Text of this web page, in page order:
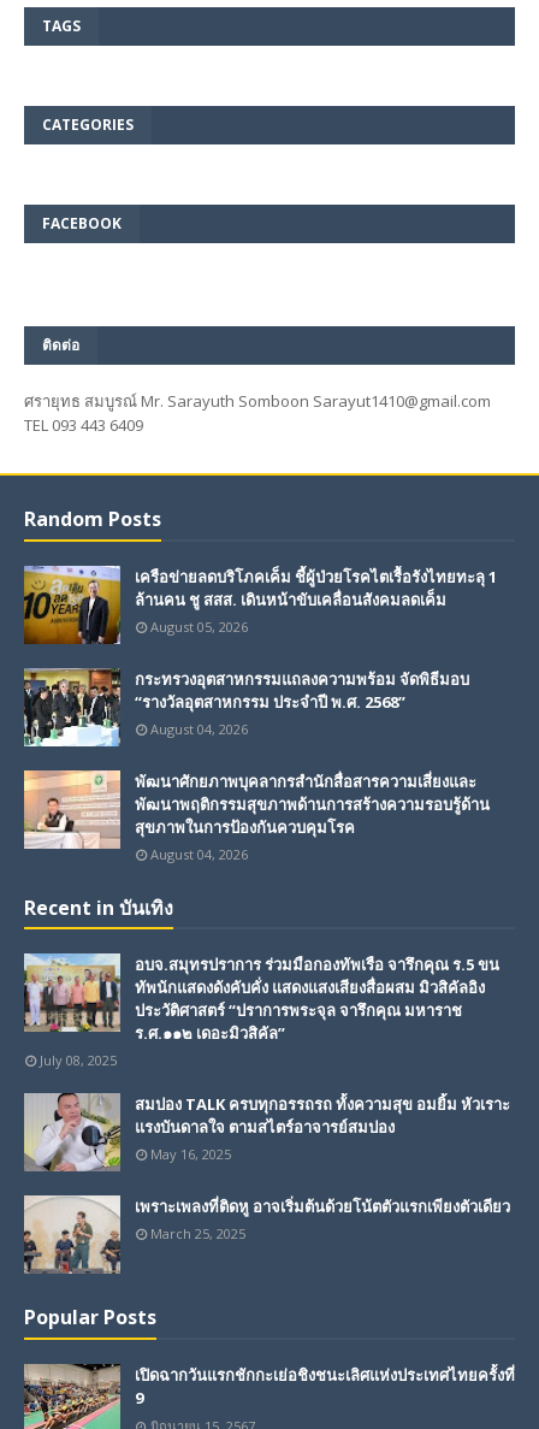
TAGS
CATEGORIES
FACEBOOK
ติดต่อ
ศรายุทธ สมบูรณ์ Mr. Sarayuth Somboon Sarayut1410@gmail.com
TEL 093 443 6409
Random Posts
เครือข่ายลดบริโภคเค็ม ชี้ผู้ป่วยโรคไตเรื้อรังไทยทะลุ 1
ล้านคน ชู สสส. เดินหน้าขับเคลื่อนสังคมลดเค็ม
August 05, 2026
กระทรวงอุตสาหกรรมแถลงความพร้อม จัดพิธีมอบ
“รางวัลอุตสาหกรรม ประจำปี พ.ศ. 2568”
August 04, 2026
พัฒนาศักยภาพบุคลากรสำนักสื่อสารความเสี่ยงและ
พัฒนาพฤติกรรมสุขภาพด้านการสร้างความรอบรู้ด้าน
สุขภาพในการป้องกันควบคุมโรค
August 04, 2026
Recent in บันเทิง
อบจ.สมุทรปราการ ร่วมมือกองทัพเรือ จารึกคุณ ร.5 ขน
ทัพนักแสดงดังคับคั่ง แสดงแสงเสียงสื่อผสม มิวสิคัลอิง
ประวัติศาสตร์ “ปราการพระจุล จารึกคุณ มหาราช
ร.ศ.๑๑๒ เดอะมิวสิคัล”
July 08, 2025
สมปอง TALK ครบทุกอรรถรถ ทั้งความสุข อมยิ้ม หัวเราะ
แรงบันดาลใจ ตามสไตร์อาจารย์สมปอง
May 16, 2025
เพราะเพลงที่ติดหู อาจเริ่มต้นด้วยโน้ตตัวแรกเพียงตัวเดียว
March 25, 2025
Popular Posts
เปิดฉากวันแรกชักกะเย่อชิงชนะเลิศแห่งประเทศไทยครั้งที่
9